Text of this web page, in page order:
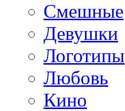
Смешные
Девушки
Логотипы
Любовь
Кино